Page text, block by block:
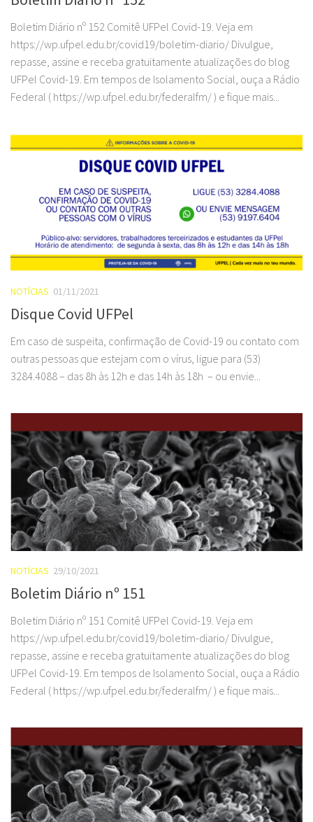
Boletim Diário nº 152 Comitê UFPel Covid-19. Veja em
https://wp.ufpel.edu.br/covid19/boletim-diario/ Divulgue,
repasse, assine e receba gratuitamente atualizações do blog
UFPel Covid-19. Em tempos de Isolamento Social, ouça a Rádio
Federal ( https://wp.ufpel.edu.br/federalfm/ ) e fique mais...
NOTÍCIAS 01/11/2021
Disque Covid UFPel
Em caso de suspeita, confirmação de Covid-19 ou contato com
outras pessoas que estejam com o vírus, ligue para (53)
3284.4088 – das 8h às 12h e das 14h às 18h – ou envie...
NOTÍCIAS 29/10/2021
Boletim Diário nº 151
Boletim Diário nº 151 Comitê UFPel Covid-19. Veja em
https://wp.ufpel.edu.br/covid19/boletim-diario/ Divulgue,
repasse, assine e receba gratuitamente atualizações do blog
UFPel Covid-19. Em tempos de Isolamento Social, ouça a Rádio
Federal ( https://wp.ufpel.edu.br/federalfm/ ) e fique mais...